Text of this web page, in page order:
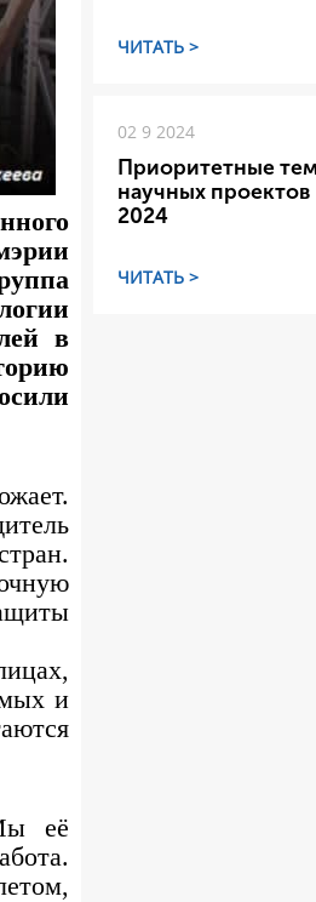
в
и
её
ЧИТАТЬ >
02 9 2024
Приоритетные
научных проектов
2024
ЧИТАТЬ >